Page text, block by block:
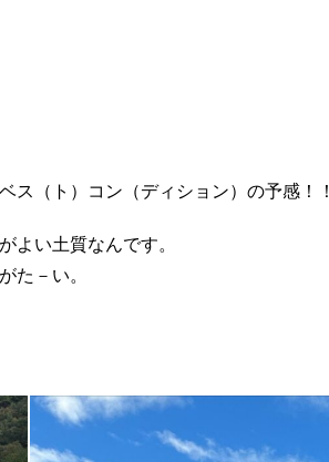
ス（ト）コン（ディション）の予感！！
よい土質なんです。
た－い。